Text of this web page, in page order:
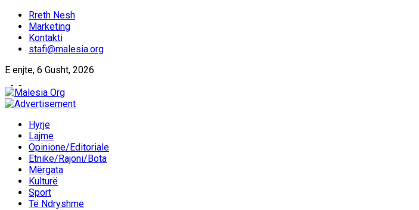
Rreth Nesh
Marketing
Kontakti
stafi@malesia.org
E enjte, 6 Gusht, 2026
Hyrje
Lajme
Opinione/Editoriale
Etnike/Rajoni/Bota
Mërgata
Kulturë
Sport
Të Ndryshme